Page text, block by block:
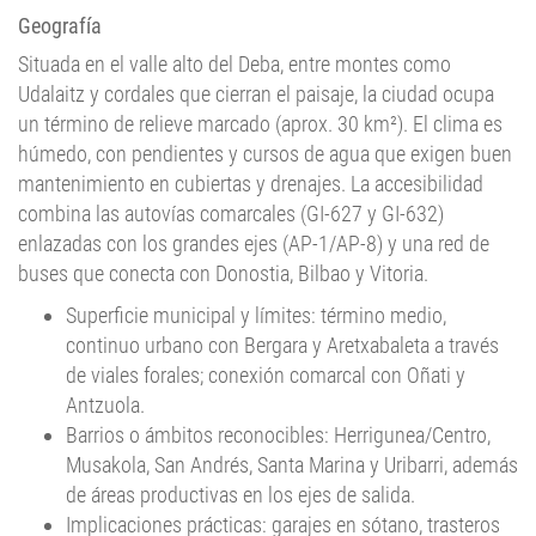
Situada en el valle alto del Deba, entre montes como
Udalaitz y cordales que cierran el paisaje, la ciudad ocupa
un término de relieve marcado (aprox. 30 km²). El clima es
húmedo, con pendientes y cursos de agua que exigen buen
mantenimiento en cubiertas y drenajes. La accesibilidad
combina las autovías comarcales (GI-627 y GI-632)
enlazadas con los grandes ejes (AP-1/AP-8) y una red de
buses que conecta con Donostia, Bilbao y Vitoria.
Superficie municipal y límites: término medio,
continuo urbano con Bergara y Aretxabaleta a través
de viales forales; conexión comarcal con Oñati y
Antzuola.
Barrios o ámbitos reconocibles: Herrigunea/Centro,
Musakola, San Andrés, Santa Marina y Uribarri, además
de áreas productivas en los ejes de salida.
Implicaciones prácticas: garajes en sótano, trasteros
con bicis y herramientas, locales a pie de calle;